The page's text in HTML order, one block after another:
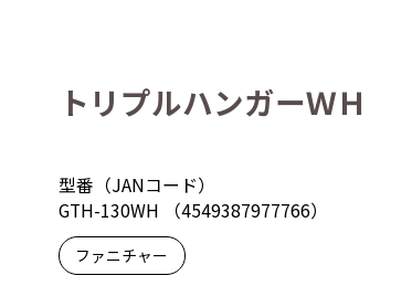
トリプルハンガーＷＨ
型番（JANコード）
GTH-130WH （4549387977766）
ファニチャー